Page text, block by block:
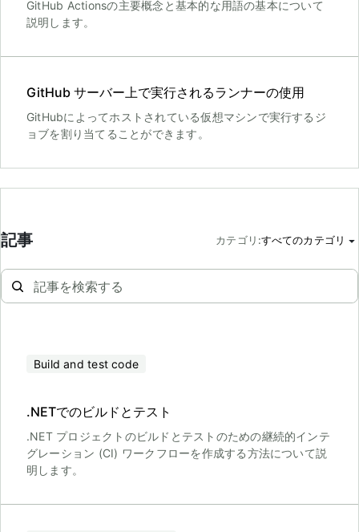
GitHub Actionsの主要概念と基本的な用語の基本について
説明します。
GitHub サーバー上で実行されるランナーの使用
GitHubによってホストされている仮想マシンで実行するジ
ョブを割り当てることができます。
記事 カテゴリ :すべてのカテゴリ
Build and test code
.NETでのビルドとテスト
.NET プロジェクトのビルドとテストのための継続的インテ
グレーション (CI) ワークフローを作成する方法について説
明します。